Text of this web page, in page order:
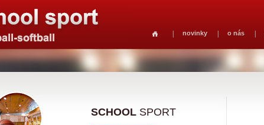
novinky o nás
SCHOOLSPORT